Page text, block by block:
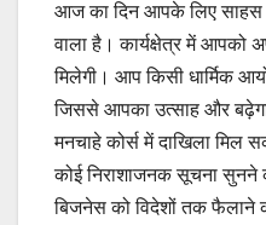
आज का दिन आपके लिए साहस
वाला है। कार्यक्षेत्र में आपको
मिलेगी। आप किसी धार्मिक
जिससे आपका उत्साह और
मनचाहे कोर्स में दाखिला
कोई निराशाजनक सूचना
बिजनेस को विदेशों तक फैलाने